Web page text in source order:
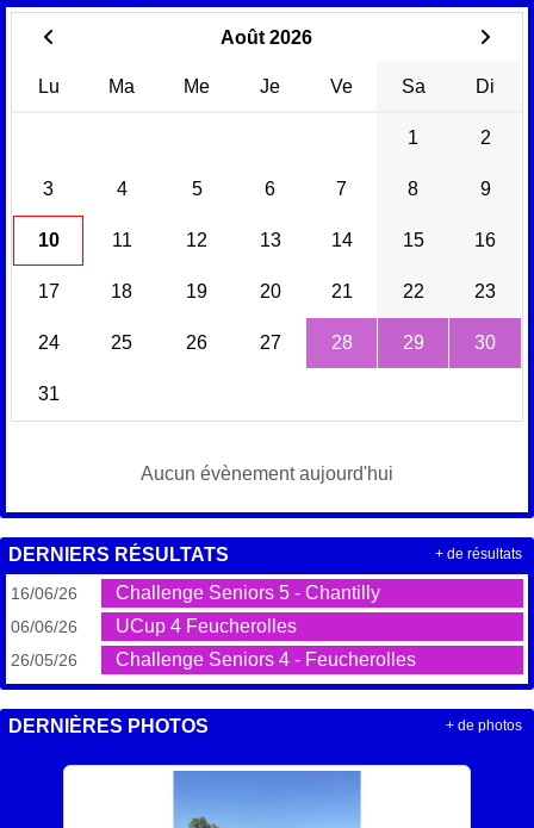
Août 2026
Lu Ma Me Je Ve Sa Di
1 2
3 4 5 6 7 8 9
10 11 12 13 14 15 16
17 18 19 20 21 22 23
24 25 26 27 28 29 30
31
Aucun évènement aujourd'hui
DERNIERS RÉSULTATS
16/06/26 Challenge Seniors 5 - Chantilly
06/06/26 UCup 4 Feucherolles
26/05/26 Challenge Seniors 4 - Feucherolles
+ de résultats
DERNIÈRES PHOTOS + de photos